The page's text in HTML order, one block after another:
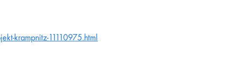
krampnitz-11110975.html